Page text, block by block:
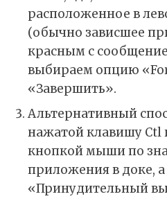
расположенное в
(обычно зависшее
красным с
выбираем опцию
«Завершить».
Альтернативный
нажатой клавишу Ctl
кнопкой мыши по
приложения в доке,
«Принудительный